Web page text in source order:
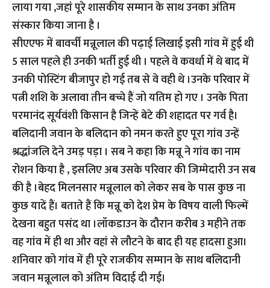
लाया गया ,जहां पूरे शासकीय सम्मान के साथ उनका अंतिम
संस्कार किया जाना है ।
सीएएफ में बावर्ची मन्नूलाल की पढ़ाई लिखाई इसी गांव में हुई थी
5 साल पहले ही उनकी भर्ती हुई थी । पहले वे कवर्धा में थे बाद में
उनकी पोस्टिंग बीजापुर हो गई तब से वे वही थे ।उनके परिवार में
पत्नी शशि के अलावा तीन बच्चे हैं जो यतिम हो गए । उनके पिता
परमानंद सूर्यवंशी किसान है जिन्हें बेटे की शहादत पर गर्व है।
बलिदानी जवान के बलिदान को नमन करते हुए पूरा गांव उन्हें
श्रद्धांजलि देने उमड़ पड़ा । सब ने कहा कि मन्नू ने गांव का नाम
रोशन किया है , इसलिए अब उसके परिवार की जिम्मेदारी उन सब
की है ।बेहद मिलनसार मन्नूलाल को लेकर सब के पास कुछ ना
कुछ यादें हैं। बताते हैं कि मन्नू को देश प्रेम के विषय वाली फिल्में
देखना बहुत पसंद था ।लॉकडाउन के दौरान करीब 3 महीने तक
वह गांव में ही था और वहां से लौटने के बाद ही यह हादसा हुआ।
शनिवार को गांव में ही पूरे राजकीय सम्मान के साथ बलिदानी
जवान मन्नूलाल को अंतिम विदाई दी गई।